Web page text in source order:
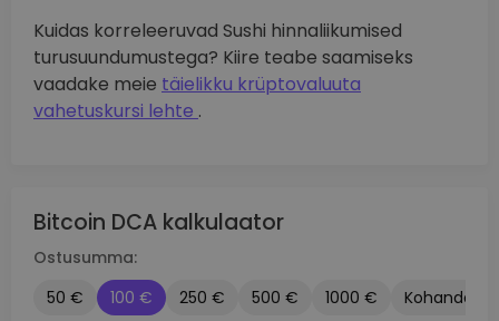
Kuidas korreleeruvad Sushi hinnaliikumised
turusuundumustega? Kiire teabe saamiseks
vaadake meie täielikku krüptovaluuta
vahetuskursi lehte .
Bitcoin DCA kalkulaator
Ostusumma:
50 €
100 € 250 € 500 € 1000 €
Kohandatud